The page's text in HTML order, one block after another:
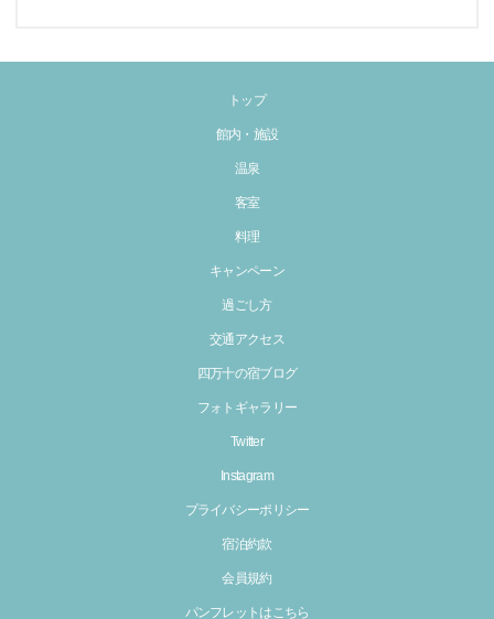
トップ
館内・施設
温泉
客室
料理
キャンペーン
過ごし方
交通アクセス
四万十の宿ブログ
フォトギャラリー
Twitter
Instagram
プライバシーポリシー
宿泊約款
会員規約
パンフレットはこちら